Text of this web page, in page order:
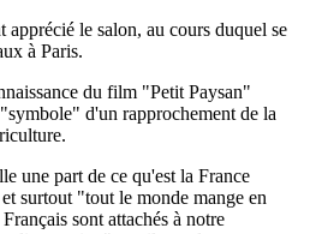
le salon, au cours duquel se
à Paris.
du film "Petit Paysan"
d'un rapprochement de la
une part de ce qu'est la France
surtout "tout le monde mange en
sont attachés à notre